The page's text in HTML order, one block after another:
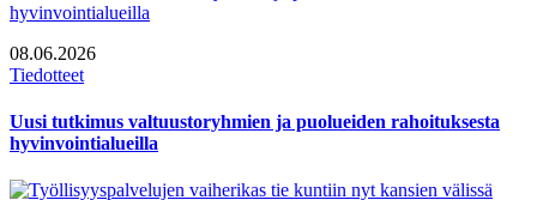
08.06.2026
Tiedotteet
Uusi tutkimus valtuustoryhmien ja puolueiden rahoituksesta
hyvinvointialueilla